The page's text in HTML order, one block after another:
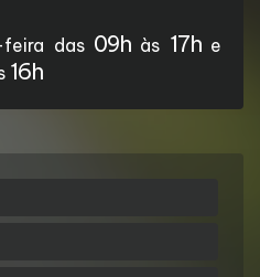
das 09hàs 17he
16h